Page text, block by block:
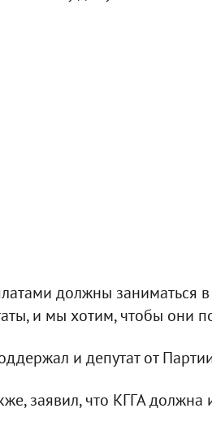
должны заниматься
и мы хотим, чтобы они
и депутат от
заявил, что КГГА